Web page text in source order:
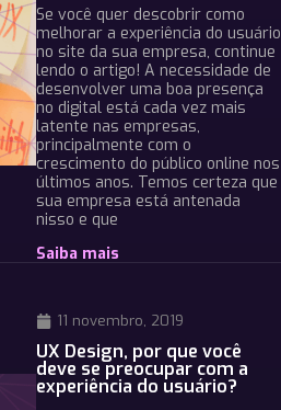
Se você quer descobrir como
melhorar a experiência do usuário
no site da sua empresa, continue
lendo o artigo! A necessidade de
desenvolver uma boa presença
no digital está cada vez mais
latente nas empresas,
principalmente com o
crescimento do público online nos
últimos anos. Temos certeza que
sua empresa está antenada
nisso e que
Saiba mais
11 novembro, 2019
UX Design, por que você
deve se preocupar com a
experiência do usuário?